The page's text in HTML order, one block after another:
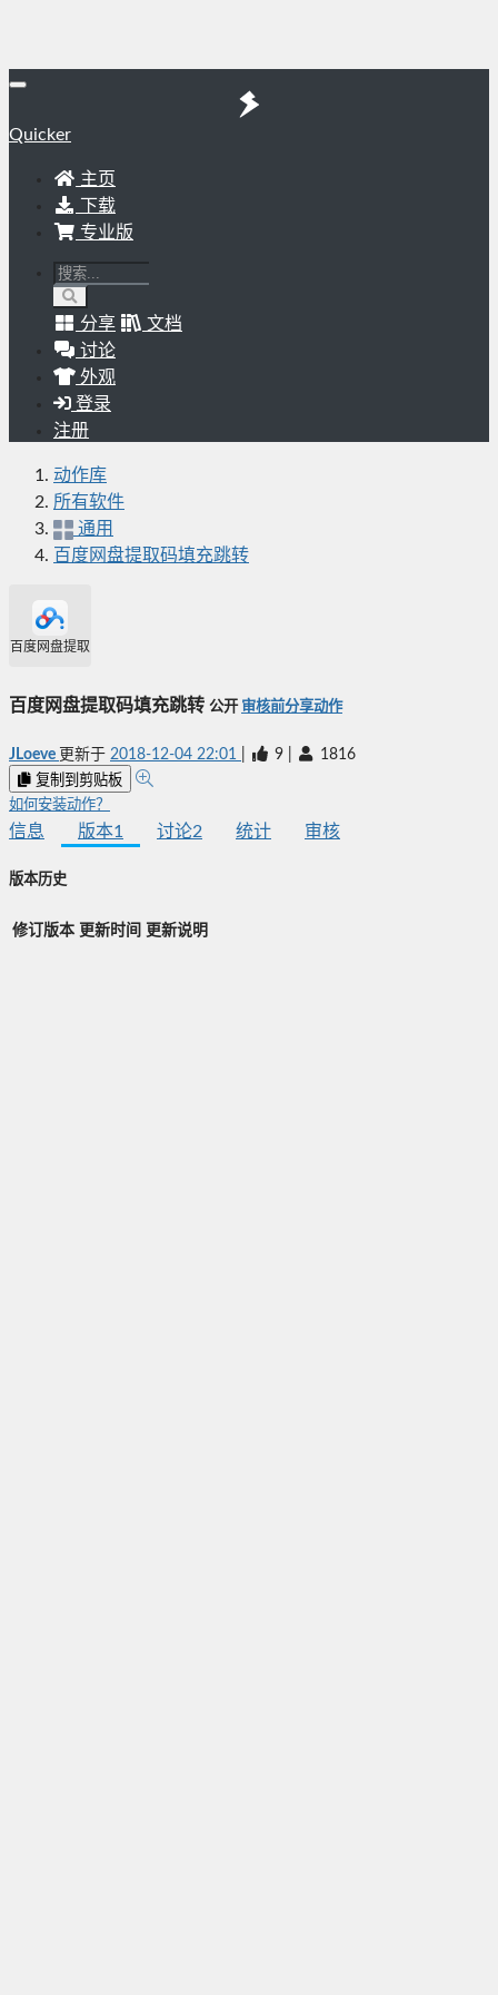
Quicker
主页
下载
专业版
分享
文档
讨论
外观
登录
注册
动作库
所有软件
通用
百度网盘提取码填充跳转
百度网盘提取码填充跳转
百度网盘提取码填充跳转 公开 审核前分享动作
JLoeve 更新于 2018-12-04 22:01 9 1816
复制到剪贴板
如何安装动作？
信息 版本1 讨论2 统计 审核
版本历史
修订版本 更新时间 更新说明